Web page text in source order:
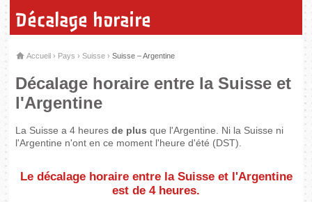
Décalage horaire
Accueil › Pays ›Suisse ›Suisse – Argentine
Décalage horaire entre la Suisse et
l'Argentine
La Suisse a 4 heuresde plus que l'Argentine. Ni la Suisse ni
l'Argentine n'ont en ce moment l'heure d'été (DST).
Le décalage horaire entre la Suisse et l'Argentine
est de 4 heures.